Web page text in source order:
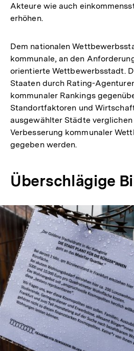
Akteure wie auch
erhöhen.
Dem nationalen
kommunale, an den
orientierte Wettbewerbsstadt.
Staaten durch Rating-
kommunaler Rankings
Standortfaktoren und
ausgewählter Städte
Verbesserung kommunaler
gegeben werden.
Überschlägige